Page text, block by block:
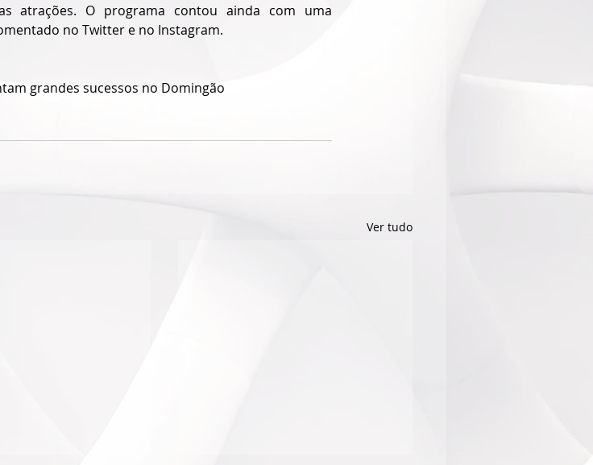
atrações. O programa contou ainda com uma
no Twitter e no Instagram.
grandes sucessos no Domingão
Ver tudo